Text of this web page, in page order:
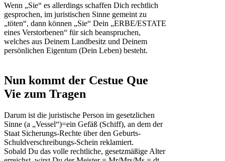
Wenn „Sie“ es allerdings schaffen Dich rechtlich
gesprochen, im juristischen Sinne gemeint zu
„töten“, dann können „Sie“ Dein „ERBE/ESTATE
eines Verstorbenen“ für sich beanspruchen,
welches aus Deinem Landbesitz und Deinem
persönlichen Eigentum (Dein Leben) besteht.
Nun kommt der Cestue Que
Vie zum Tragen
Darum ist die juristische Person im gesetzlichen
Sinne (a „Vessel“)=ein Gefäß (Schiff), an dem der
Staat Sicherungs-Rechte über den Geburts-
Schuldverschreibungs-Schein reklamiert.
Sobald Du das volle rechtliche, gesetzmäßige Alter